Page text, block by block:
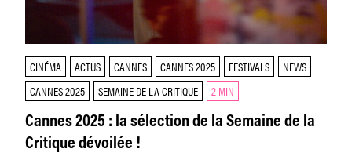
CINÉMA ACTUS CANNES CANNES 2025 FESTIVALS
NEWS
CANNES 2025
SEMAINE DE LA CRITIQUE 2 MIN
Cannes 2025 : la sélection de la Semaine de la
Critique dévoilée !